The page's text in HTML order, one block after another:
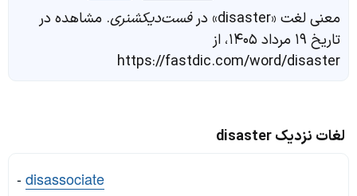
معنی لغت «disaster» در فست‌دیکشنری. مشاهده در
تاریخ ۱۹ مرداد ۱۴۰۵، از
https://fastdic.com/word/disaster
لغات نزدیک disaster
-disassociate